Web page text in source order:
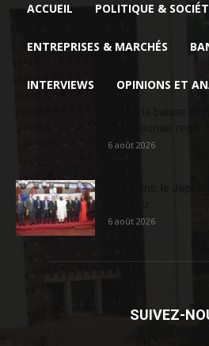
ACCUEIL POLITIQUE &
ENTREPRISES & MARCHÉS
INTERVIEWS OPINIONS ET
6 août 2026
6 août 2026
SUIVEZ-